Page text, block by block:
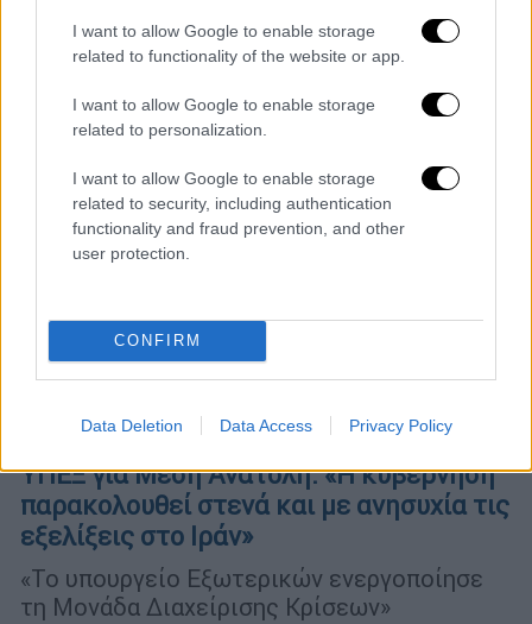
I want to allow Google to enable storage
related to functionality of the website or app.
I want to allow Google to enable storage
related to personalization.
I want to allow Google to enable storage
related to security, including authentication
functionality and fraud prevention, and other
user protection.
CONFIRM
Data Deletion Data Access Privacy Policy
28.02.2026 14:24
ΥΠΕΞ για Μέση Ανατολή: «Η κυβέρνηση
παρακολουθεί στενά και με ανησυχία τις
εξελίξεις στο Ιράν»
«Το υπουργείο Εξωτερικών ενεργοποίησε
τη Μονάδα Διαχείρισης Κρίσεων»